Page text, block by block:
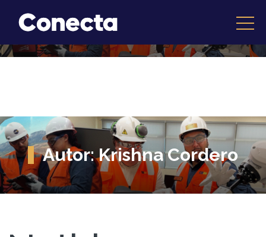
Autor:Krishna Cordero